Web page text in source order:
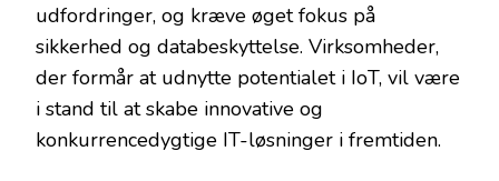
udfordringer, og kræve øget fokus på
sikkerhed og databeskyttelse. Virksomheder,
der formår at udnytte potentialet i IoT, vil være
i stand til at skabe innovative og
konkurrencedygtige IT-løsninger i fremtiden.